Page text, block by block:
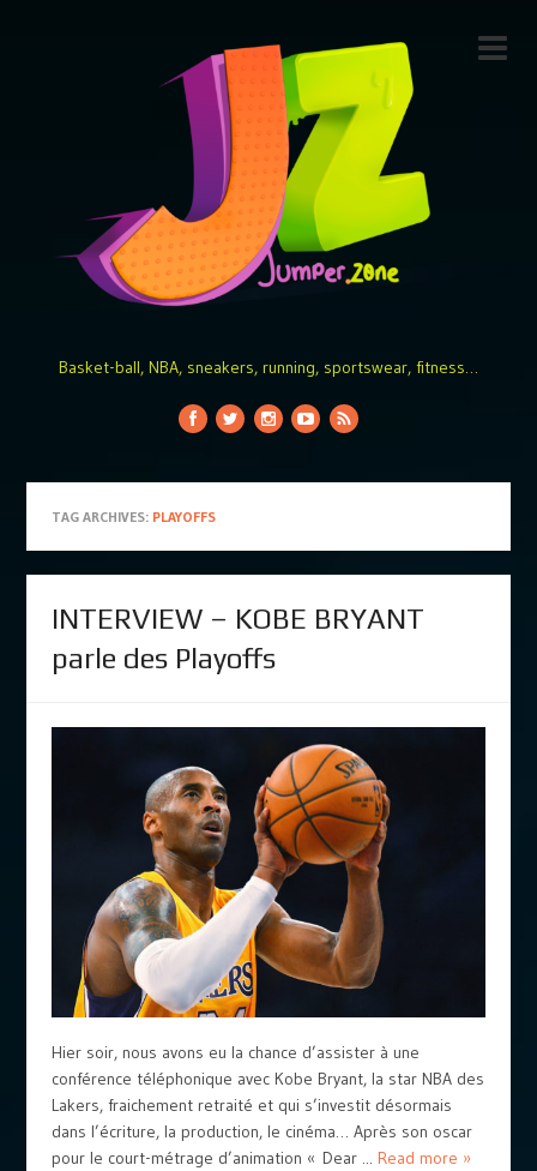
Basket-ball, NBA, sneakers, running, sportswear, fitness…
TAG ARCHIVES: PLAYOFFS
INTERVIEW – KOBE BRYANT
parle des Playoffs
Hier soir, nous avons eu la chance d’assister à une
conférence téléphonique avec Kobe Bryant, la star NBA des
Lakers, fraichement retraité et qui s’investit désormais
dans l’écriture, la production, le cinéma… Après son oscar
pour le court-métrage d’animation « Dear ... Read more »